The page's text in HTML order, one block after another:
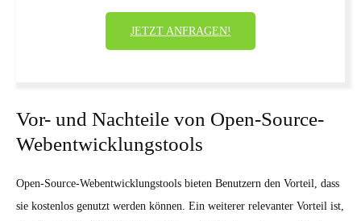
JETZT ANFRAGEN!
Vor- und Nachteile von Open-Source-
Webentwicklungstools
Open-Source-Webentwicklungstools bieten Benutzern den Vorteil, dass
sie kostenlos genutzt werden können. Ein weiterer relevanter Vorteil ist,